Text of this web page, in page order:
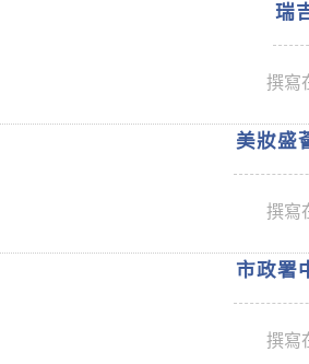
瑞
撰寫
美妝盛
撰寫
市政署
撰寫